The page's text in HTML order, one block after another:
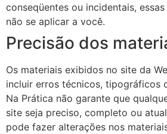
conseqüentes ou incidentais,
não se aplicar a você.
Precisão dos
Os materiais exibidos no site da
incluir erros técnicos, tipográficos
Na Prática não garante que
site seja preciso, completo ou
pode fazer alterações nos